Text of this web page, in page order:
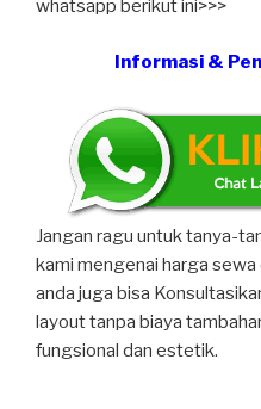
whatsapp berikut ini>>>
Informasi &
Jangan ragu untuk tanya-
kami mengenai harga
anda juga bisa
layout tanpa biaya
fungsional dan estetik.